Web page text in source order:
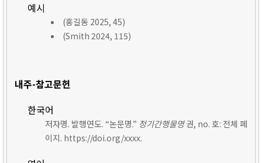
예시
(홍길동 2025, 45)
(Smith 2024, 115)
내주-참고문헌
한국어
저자명. 발행연도. “논문명.” 정기간행물명권, no. 호: 전체 페
이지. https://doi.org/xxxx.